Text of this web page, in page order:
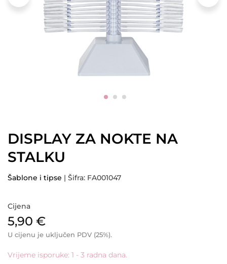
DISPLAY ZA NOKTE NA
STALKU
Šablone i tipse | Šifra: FA001047
Cijena
5,90 €
U cijenu je uključen PDV (25%).
Vrijeme isporuke: 1 - 3 radna dana.